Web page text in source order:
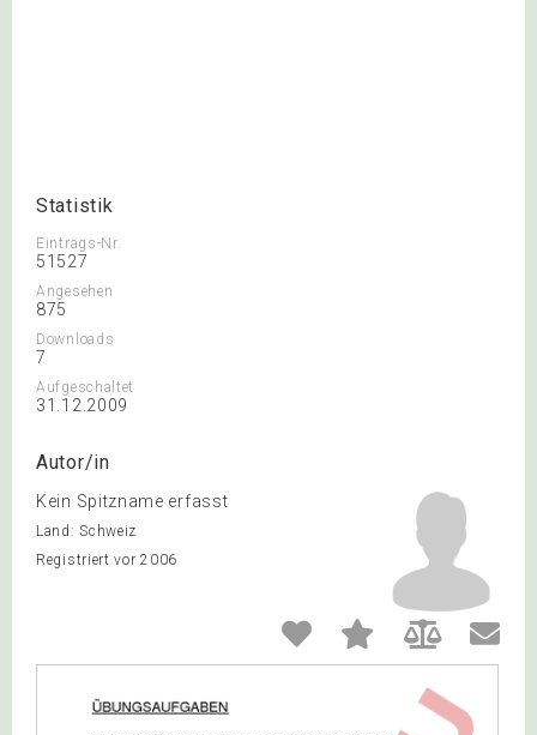
Statistik
Eintrags-Nr.
51527
Angesehen
875
Downloads
7
Aufgeschaltet
31.12.2009
Autor/in
Kein Spitzname erfasst
Land: Schweiz
Registriert vor 2006